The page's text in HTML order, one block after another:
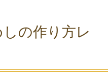
の作り方レ